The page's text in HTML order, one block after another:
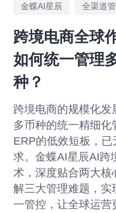
金蝶AI星辰 全渠道
跨境电商全球
如何统一管理
种？
跨境电商的规模化发
多币种的统一精细化
ERP的低效短板，
求。金蝶AI星辰AI跨
术，深度贴合两大核
解三大管理难题，
一管控，让全球运